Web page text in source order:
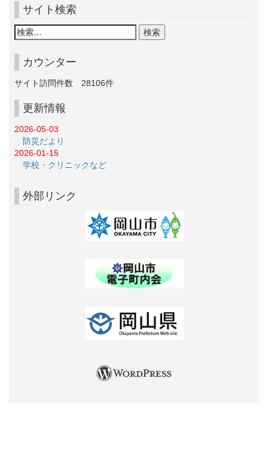
サイト検索
カウンター
サイト訪問件数 28106件
更新情報
2026-05-03
防災だより
2026-01-15
学校・クリニックなど
外部リンク